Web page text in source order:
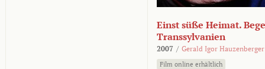
Einst süße Heimat.
Transsylvanien
2007 / Gerald Igor Hauzenberger
Film online erhältlich